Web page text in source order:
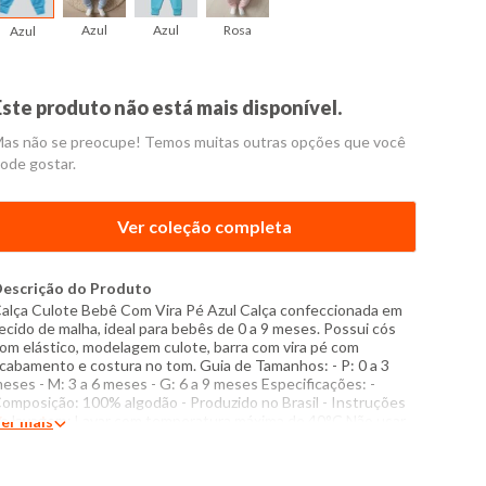
Azul Azul Azul Rosa
produto não está mais disponível.
não se preocupe! Temos muitas outras opções que você
gostar.
Ver coleção completa
do Produto
Culote Bebê Com Vira Pé Azul Calça confeccionada em
de malha, ideal para bebês de 0 a 9 meses. Possui cós
elástico, modelagem culote, barra com vira pé com
e costura no tom. Guia de Tamanhos: - P: 0 a 3
- M: 3 a 6 meses - G: 6 a 9 meses Especificações: -
100% algodão - Produzido no Brasil - Instruções
lavagem: Lavar com temperatura máxima de 40°C Não usar
mais